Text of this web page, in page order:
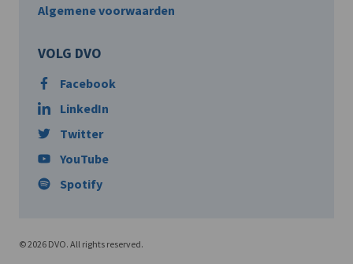
Algemene voorwaarden
VOLG DVO
Facebook
LinkedIn
Twitter
YouTube
Spotify
© 2026 DVO. All rights reserved.